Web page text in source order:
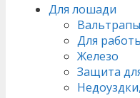
Для лошади
Для
Железо
Защита